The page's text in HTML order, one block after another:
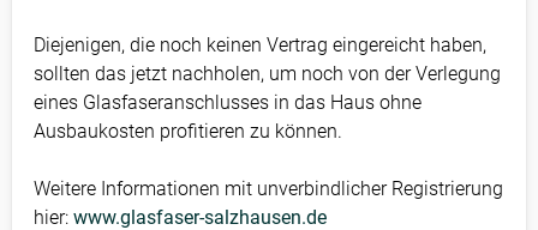
Diejenigen, die noch keinen Vertrag eingereicht haben,
sollten das jetzt nachholen, um noch von der Verlegung
eines Glasfaseranschlusses in das Haus ohne
Ausbaukosten profitieren zu können.
Weitere Informationen mit unverbindlicher Registrierung
hier: www.glasfaser-salzhausen.de